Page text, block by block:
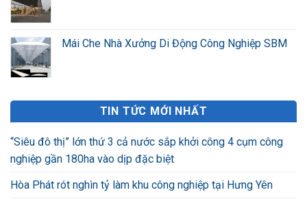
Mái Che Nhà Xưởng Di Động Công Nghiệp SBM
TIN TỨC MỚI NHẤT
“Siêu đô thị” lớn thứ 3 cả nước sắp khởi công 4 cụm công
nghiệp gần 180ha vào dịp đặc biệt
Hòa Phát rót nghìn tỷ làm khu công nghiệp tại Hưng Yên